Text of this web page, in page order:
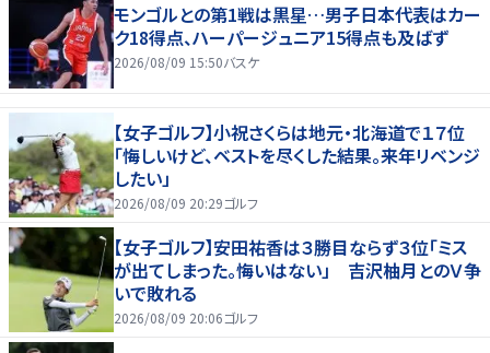
モンゴルとの第1戦は黒星…男子日本代表はカー
ク18得点、ハーパージュニア15得点も及ばず
2026/08/09 15:50バスケ
【女子ゴルフ】小祝さくらは地元・北海道で１７位
「悔しいけど、ベストを尽くした結果。来年リベンジ
したい」
2026/08/09 20:29ゴルフ
【女子ゴルフ】安田祐香は３勝目ならず３位「ミス
が出てしまった。悔いはない」 吉沢柚月とのＶ争
いで敗れる
2026/08/09 20:06ゴルフ